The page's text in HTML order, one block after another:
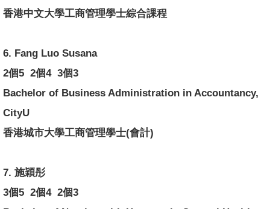
香港中文大學工商管理學士綜合課程
6. Fang Luo Susana
2個5 2個4 3個3
Bachelor of Business Administration in Accountancy,
CityU
香港城市大學工商管理學士(會計)
7. 施穎彤
3個5 2個4 2個3